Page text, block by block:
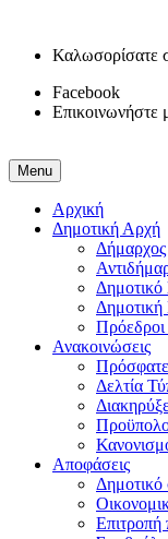
Καλωσορίσατε
Facebook
Επικοινωνήστε
Menu
Αρχική
Δημοτική Αρχή
Δήμαρχος
Δημοτική
Ανακοινώσεις
Δελτία
Αποφάσεις
Επιτροπή